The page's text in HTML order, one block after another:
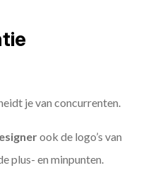
je van concurrenten.
ook de logo’s van
plus- en minpunten.